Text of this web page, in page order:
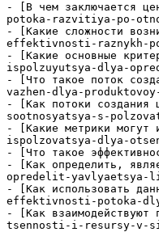
- [В чем заключается
potoka-razvitiya-po-
- [Какие сложности
effektivnosti-raznykh-
- [Какие основные
ispolzuyutsya-dlya-
- [Что такое поток
vazhen-dlya-
- [Как потоки
sootnosyatsya-s-
- [Какие метрики
ispolzovatsya-dlya-
- [Что такое
- [Как определить,
opredelit-yavlyaetsya-
- [Как использовать
effektivnosti-potoka-
- [Как
tsennosti-i-resursy-v-